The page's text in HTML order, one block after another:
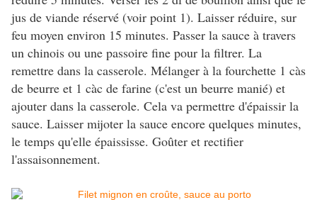
jus de viande réservé (voir point 1). Laisser réduire, sur
feu moyen environ 15 minutes. Passer la sauce à travers
un chinois ou une passoire fine pour la filtrer. La
remettre dans la casserole. Mélanger à la fourchette 1 càs
de beurre et 1 càc de farine (c'est un beurre manié) et
ajouter dans la casserole. Cela va permettre d'épaissir la
sauce. Laisser mijoter la sauce encore quelques minutes,
le temps qu'elle épaississe. Goûter et rectifier
l'assaisonnement.